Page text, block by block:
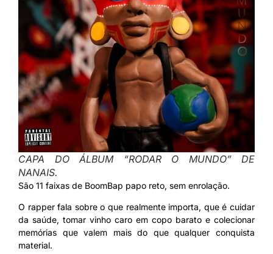
CAPA DO ÁLBUM “RODAR O MUNDO” DE
NANAIS.
São 11 faixas de BoomBap papo reto, sem enrolação.
O rapper fala sobre o que realmente importa, que é cuidar
da saúde, tomar vinho caro em copo barato e colecionar
memórias que valem mais do que qualquer conquista
material.